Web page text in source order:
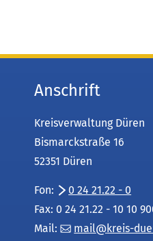
Anschrift
Kreisverwaltung Düren
Bismarckstraße 16
52351 Düren
Fon:
0 24 21.22 - 0
Fax: 0 24 21.22 - 10 10
Mail:
mail kreis-